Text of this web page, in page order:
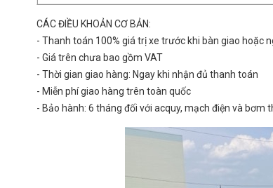
CÁC ĐIỀU KHOẢN CƠ BẢN:
- Thanh toán 100% giá trị xe trước khi bàn giao hoặc
- Giá trên chưa bao gồm VAT
- Thời gian giao hàng: Ngay khi nhận đủ thanh toán
- Miễn phí giao hàng trên toàn quốc
- Bảo hành: 6 tháng đối với acquy, mạch điện và bơm